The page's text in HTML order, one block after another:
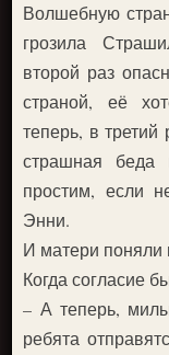
Волшебную
грозила
второй раз
страной, её
теперь, в
страшная
простим, если
Энни.
И матери поняли
Когда согласие
– А теперь,
ребята